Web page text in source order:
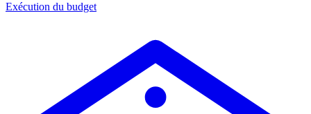
Exécution du budget